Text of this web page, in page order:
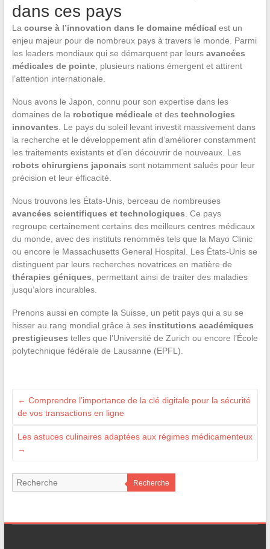
dans ces pays
La course à l’innovation dans le domaine médical est un
enjeu majeur pour de nombreux pays à travers le monde. Parmi
les leaders mondiaux qui se démarquent par leurs avancées
médicales de pointe, plusieurs nations émergent et attirent
l’attention internationale.
Nous avons le Japon, connu pour son expertise dans les
domaines de la robotique médicaleet des technologies
innovantes . Le pays du soleil levant investit massivement dans
la recherche et le développement afin d’améliorer constamment
les traitements existants et d’en découvrir de nouveaux. Les
robots chirurgiens japonais sont notamment salués pour leur
précision et leur efficacité.
Nous trouvons les États-Unis, berceau de nombreuses
avancées scientifiques et technologiques . Ce pays
regroupe certainement certains des meilleurs centres médicaux
du monde, avec des instituts renommés tels que la Mayo Clinic
ou encore le Massachusetts General Hospital. Les États-Unis se
distinguent par leurs recherches novatrices en matière de
thérapies géniques , permettant ainsi de traiter des maladies
jusqu’alors incurables.
Prenons aussi en compte la Suisse, un petit pays qui a su se
hisser au rang mondial grâce à ses institutions académiques
prestigieuses telles que l’Université de Zurich ou encore l’École
polytechnique fédérale de Lausanne (EPFL).
← Comprendre l’importance de la clé digitale pour la sécurité
de vos transactions en ligne
Les astuces culinaires adaptées aux régimes médicamenteux
→
Recherche